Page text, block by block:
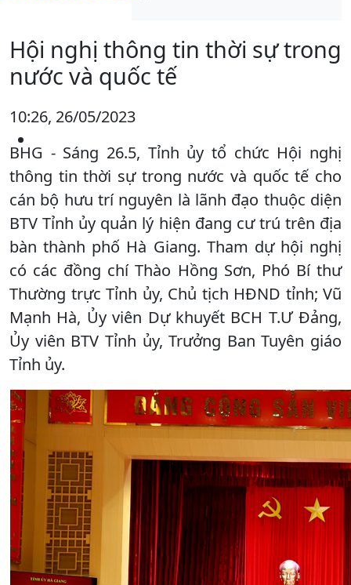
Hội nghị thông tin thời sự trong
nước và quốc tế
10:26, 26/05/2023
BHG - Sáng 26.5, Tỉnh ủy tổ chức Hội nghị
thông tin thời sự trong nước và quốc tế cho
cán bộ hưu trí nguyên là lãnh đạo thuộc diện
BTV Tỉnh ủy quản lý hiện đang cư trú trên địa
bàn thành phố Hà Giang. Tham dự hội nghị
có các đồng chí Thào Hồng Sơn, Phó Bí thư
Thường trực Tỉnh ủy, Chủ tịch HĐND tỉnh; Vũ
Mạnh Hà, Ủy viên Dự khuyết BCH T.Ư Đảng,
Ủy viên BTV Tỉnh ủy, Trưởng Ban Tuyên giáo
Tỉnh ủy.